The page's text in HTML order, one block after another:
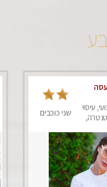
עיסוי
שני כוכבים